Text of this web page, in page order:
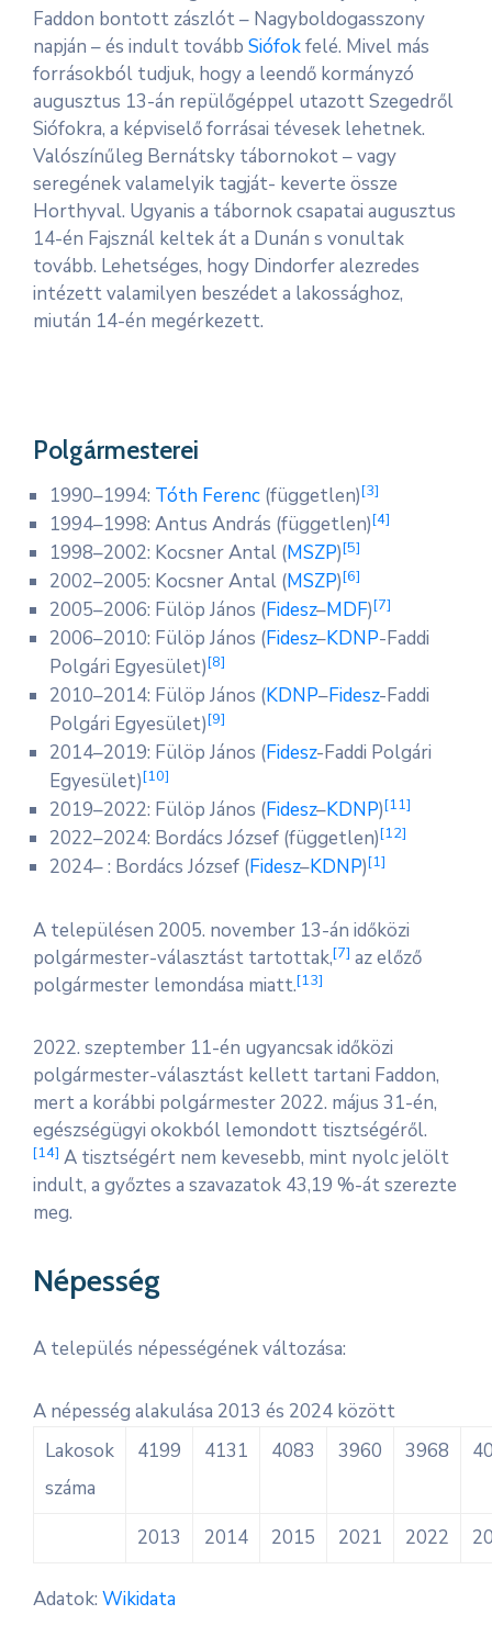
Faddon bontott zászlót – Nagyboldogasszony
napján – és indult tovább Siófokfelé. Mivel más
forrásokból tudjuk, hogy a leendő kormányzó
augusztus 13-án repülőgéppel utazott Szegedről
Siófokra, a képviselő forrásai tévesek lehetnek.
Valószínűleg Bernátsky tábornokot – vagy
seregének valamelyik tagját- keverte össze
Horthyval. Ugyanis a tábornok csapatai augusztus
14-én Fajsznál keltek át a Dunán s vonultak
tovább. Lehetséges, hogy Dindorfer alezredes
intézett valamilyen beszédet a lakossághoz,
miután 14-én megérkezett.
Polgármesterei
1990–1994: Tóth Ferenc (független)[3]
1994–1998: Antus András (független)[4]
1998–2002: Kocsner Antal (MSZP)[5]
2002–2005: Kocsner Antal (MSZP)[6]
2005–2006: Fülöp János (Fidesz–MDF)[7]
2006–2010: Fülöp János (Fidesz–KDNP-Faddi
Polgári Egyesület)[8]
2010–2014: Fülöp János (KDNP–Fidesz-Faddi
Polgári Egyesület)[9]
2014–2019: Fülöp János (Fidesz-Faddi Polgári
Egyesület)[10]
2019–2022: Fülöp János (Fidesz–KDNP)[11]
2022–2024: Bordács József (független)[12]
2024– : Bordács József (Fidesz–KDNP)[1]
A településen 2005. november 13-án időközi
polgármester-választást tartottak,[7] az előző
polgármester lemondása miatt.[13]
2022. szeptember 11-én ugyancsak időközi
polgármester-választást kellett tartani Faddon,
mert a korábbi polgármester 2022. május 31-én,
egészségügyi okokból lemondott tisztségéről.
[14] A tisztségért nem kevesebb, mint nyolc jelölt
indult, a győztes a szavazatok 43,19 %-át szerezte
meg.
Népesség
A település népességének változása:
A népesség alakulása 2013 és 2024 között
Lakosok
száma
4199 4131 4083 3960 3968
2013 2014 2015 2021 2022
Adatok: Wikidata